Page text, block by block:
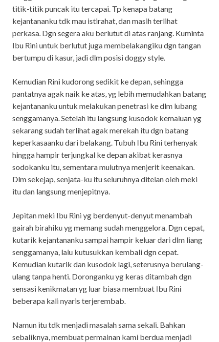
titik-titik puncak itu tercapai. Tp kenapa batang
kejantananku tdk mau istirahat, dan masih terlihat
perkasa. Dgn segera aku berlutut di atas ranjang. Kuminta
Ibu Rini untuk berlutut juga membelakangiku dgn tangan
bertumpu di kasur, jadi dlm posisi doggy style.
Kemudian Rini kudorong sedikit ke depan, sehingga
pantatnya agak naik ke atas, yg lebih memudahkan batang
kejantananku untuk melakukan penetrasi ke dlm lubang
senggamanya. Setelah itu langsung kusodok kemaluan yg
sekarang sudah terlihat agak merekah itu dgn batang
keperkasaanku dari belakang. Tubuh Ibu Rini terhenyak
hingga hampir terjungkal ke depan akibat kerasnya
sodokanku itu, sementara mulutnya menjerit keenakan.
Dlm sekejap, senjata-ku itu seluruhnya ditelan oleh meki
itu dan langsung menjepitnya.
Jepitan meki Ibu Rini yg berdenyut-denyut menambah
gairah birahiku yg memang sudah menggelora. Dgn cepat,
kutarik kejantananku sampai hampir keluar dari dlm liang
senggamanya, lalu kutusukkan kembali dgn cepat.
Kemudian kutarik dan kusodok lagi, seterusnya berulang-
ulang tanpa henti. Doronganku yg keras ditambah dgn
sensasi kenikmatan yg luar biasa membuat Ibu Rini
beberapa kali nyaris terjerembab.
Namun itu tdk menjadi masalah sama sekali. Bahkan
sebaliknya, membuat permainan kami berdua menjadi